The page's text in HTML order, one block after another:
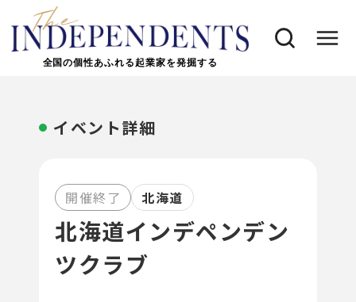
全国の個性あふれる起業家を発掘する
イベント詳細
開催終了 北海道
北海道インデペンデン
ツクラブ